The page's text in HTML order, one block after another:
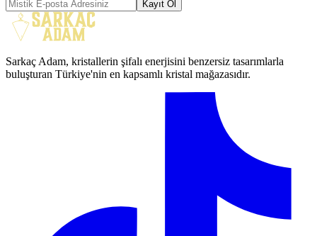
Kayıt Ol
Sarkaç Adam, kristallerin şifalı enerjisini benzersiz tasarımlarla
buluşturan Türkiye'nin en kapsamlı kristal mağazasıdır.